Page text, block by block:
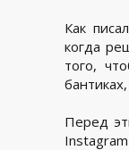
Как
когда
того,
Перед